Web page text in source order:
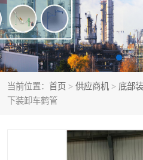
当前位置： 首页 > 供应商机 > 底部
下装卸车鹤管
底部装卸鹤管
液氨鹤管
鹤管配件
撬装系统设备